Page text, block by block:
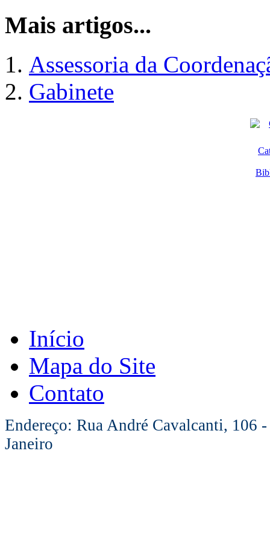
Mais artigos...
Assessoria da
Gabinete
Início
Mapa do Site
Contato
Endereço: Rua André Cavalcanti, 106
Janeiro